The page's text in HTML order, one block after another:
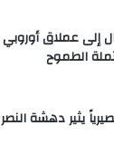
إلى عملاق أوروبي
الطموح
يثير دهشة النصر